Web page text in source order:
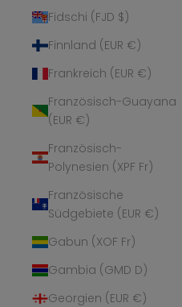
Fidschi (FJD $)
Finnland (EUR €)
Frankreich (EUR €)
Französisch-Guayana
(EUR €)
Französisch-
Polynesien (XPF Fr)
Französische
Südgebiete (EUR €)
Gabun (XOF Fr)
Gambia (GMD D)
Georgien (EUR €)